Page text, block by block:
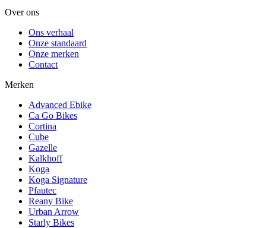
Over ons
Ons verhaal
Onze standaard
Onze merken
Contact
Merken
Advanced Ebike
Ca Go Bikes
Cortina
Cube
Gazelle
Kalkhoff
Koga
Koga Signature
Pfautec
Reany Bike
Urban Arrow
Starly Bikes